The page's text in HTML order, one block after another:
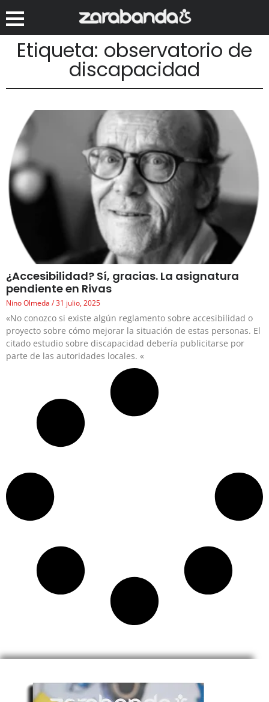
Etiqueta: observatorio de
discapacidad
¿Accesibilidad? Sí, gracias. La asignatura
pendiente en Rivas
Nino Olmeda 31 julio, 2025
«No conozco si existe algún reglamento sobre accesibilidad o
proyecto sobre cómo mejorar la situación de estas personas. El
citado estudio sobre discapacidad debería publicitarse por
parte de las autoridades locales. «